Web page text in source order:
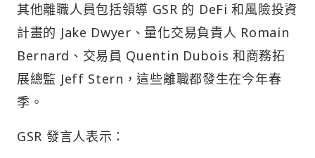
其他離職人員包括領導 GSR 的 DeFi 和風險投資
計畫的 Jake Dwyer、量化交易負責人 Romain
Bernard、交易員 Quentin Dubois 和商務拓
展總監 Jeff Stern，這些離職都發生在今年春
季。
GSR 發言人表示：